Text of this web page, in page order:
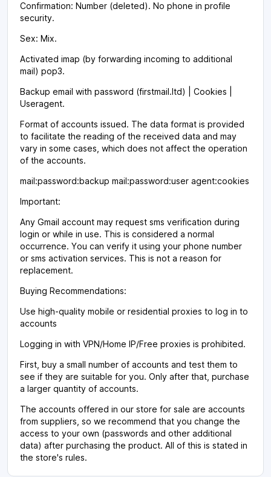
Confirmation: Number (deleted). No phone in profile
security.
Sex: Mix.
Activated imap (by forwarding incoming to additional
mail) pop3.
Backup email with password (firstmail.ltd) | Cookies |
Useragent.
Format of accounts issued. The data format is provided
to facilitate the reading of the received data and may
vary in some cases, which does not affect the operation
of the accounts.
mail:password:backup mail:password:user agent:cookies
Important:
Any Gmail account may request sms verification during
login or while in use. This is considered a normal
occurrence. You can verify it using your phone number
or sms activation services. This is not a reason for
replacement.
Buying Recommendations:
Use high-quality mobile or residential proxies to log in to
accounts
Logging in with VPN/Home IP/Free proxies is prohibited.
First, buy a small number of accounts and test them to
see if they are suitable for you. Only after that, purchase
a larger quantity of accounts.
The accounts offered in our store for sale are accounts
from suppliers, so we recommend that you change the
access to your own (passwords and other additional
data) after purchasing the product. All of this is stated in
the store's rules.